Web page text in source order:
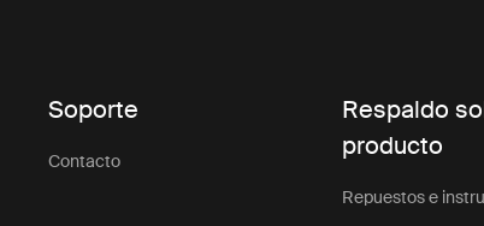
Soporte
Contacto
Respaldo
producto
Repuestos e